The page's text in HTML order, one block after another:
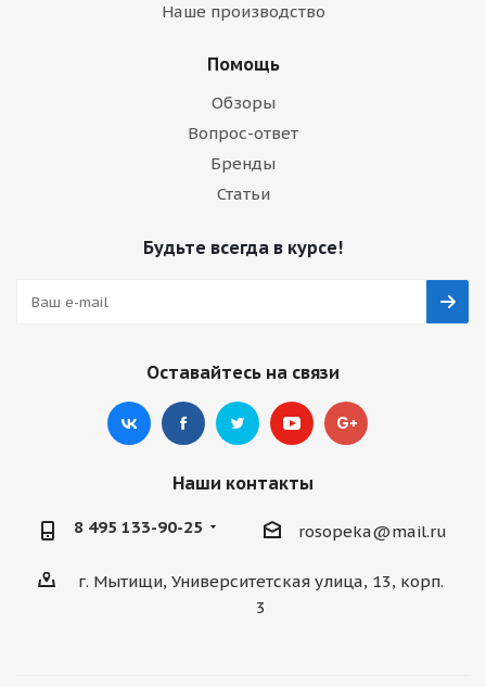
Наше производство
Помощь
Обзоры
Вопрос-ответ
Бренды
Статьи
Будьте всегда в курсе!
Оставайтесь на связи
Наши контакты
8 495 133-90-25 rosopeka@mail.ru
г. Мытищи, Университетская улица, 13, корп.
3